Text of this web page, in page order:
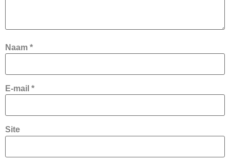
Naam *
E-mail *
Site